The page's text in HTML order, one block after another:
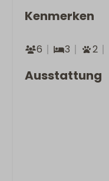
Kenmerken
6 3 2
Ausstattung